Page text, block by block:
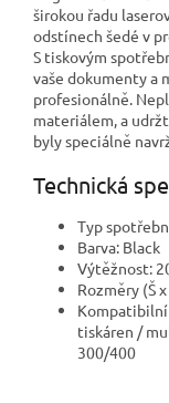
širokou řadu
odstínech šedé v
S tiskovým
vaše dokumenty a
profesionálně.
materiálem, a
byly speciálně
Technická
Typ
Barva: Black
Výtěžnost:
Rozměry (Š
Kompatibilní
tiskáren /
300/400